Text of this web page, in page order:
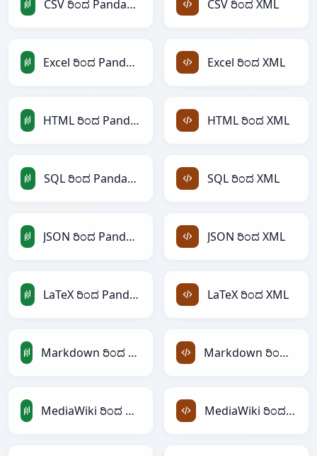
CSV ರಿಂದ PandasDataFrame CSV ರಿಂದ XML
Excel ರಿಂದ PandasDataFrame Excel ರಿಂದ XML
HTML ರಿಂದ PandasDataFrame HTML ರಿಂದ XML
SQL ರಿಂದ PandasDataFrame SQL ರಿಂದ XML
JSON ರಿಂದ PandasDataFrame JSON ರಿಂದ XML
LaTeX ರಿಂದ PandasDataFrame LaTeX ರಿಂದ XML
Markdown ರಿಂದ PandasDataFrame Markdown ರಿಂದ XML
MediaWiki ರಿಂದ PandasDataFrame MediaWiki ರಿಂದ XML